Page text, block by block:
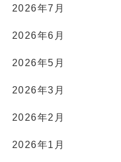
2026年7月
2026年6月
2026年5月
2026年3月
2026年2月
2026年1月